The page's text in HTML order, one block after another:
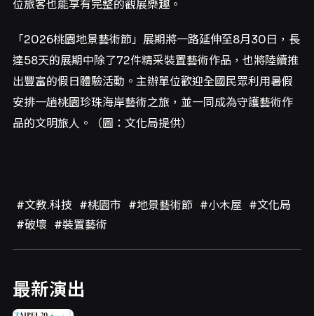
位旅客也能享有完整的觀展樂趣。
「2026桃園地景藝術節」展期將一路延伸至8月30日，長
達58天的展期中除了72件精采裝置藝術作品，也將陸續推
出豐富的假日體驗活動。主辦單位歡迎全國民眾利用暑假
安排一趟桃園珍珠海岸藝術之旅，並一同成為守護藝術作
品的文明旅人。（圖：文化局提供）
#文教.科技 #桃園市 #地景藝術節 #小木屋 #文化局
#破壞 #裝置藝術
最新演出